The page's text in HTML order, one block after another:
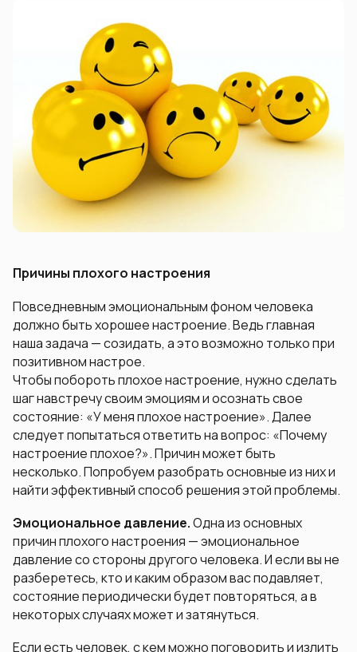
Причины плохого настроения
Повседневным эмоциональным фоном человека
должно быть хорошее настроение. Ведь главная
наша задача — созидать, а это возможно только при
позитивном настрое.
Чтобы побороть плохое настроение, нужно сделать
шаг навстречу своим эмоциям и осознать свое
состояние: «У меня плохое настроение». Далее
следует попытаться ответить на вопрос: «Почему
настроение плохое?». Причин может быть
несколько. Попробуем разобрать основные из них и
найти эффективный способ решения этой проблемы.
Эмоциональное давление.Одна из основных
причин плохого настроения — эмоциональное
давление со стороны другого человека. И если вы не
разберетесь, кто и каким образом вас подавляет,
состояние периодически будет повторяться, а в
некоторых случаях может и затянуться.
Если есть человек, с кем можно поговорить и излить